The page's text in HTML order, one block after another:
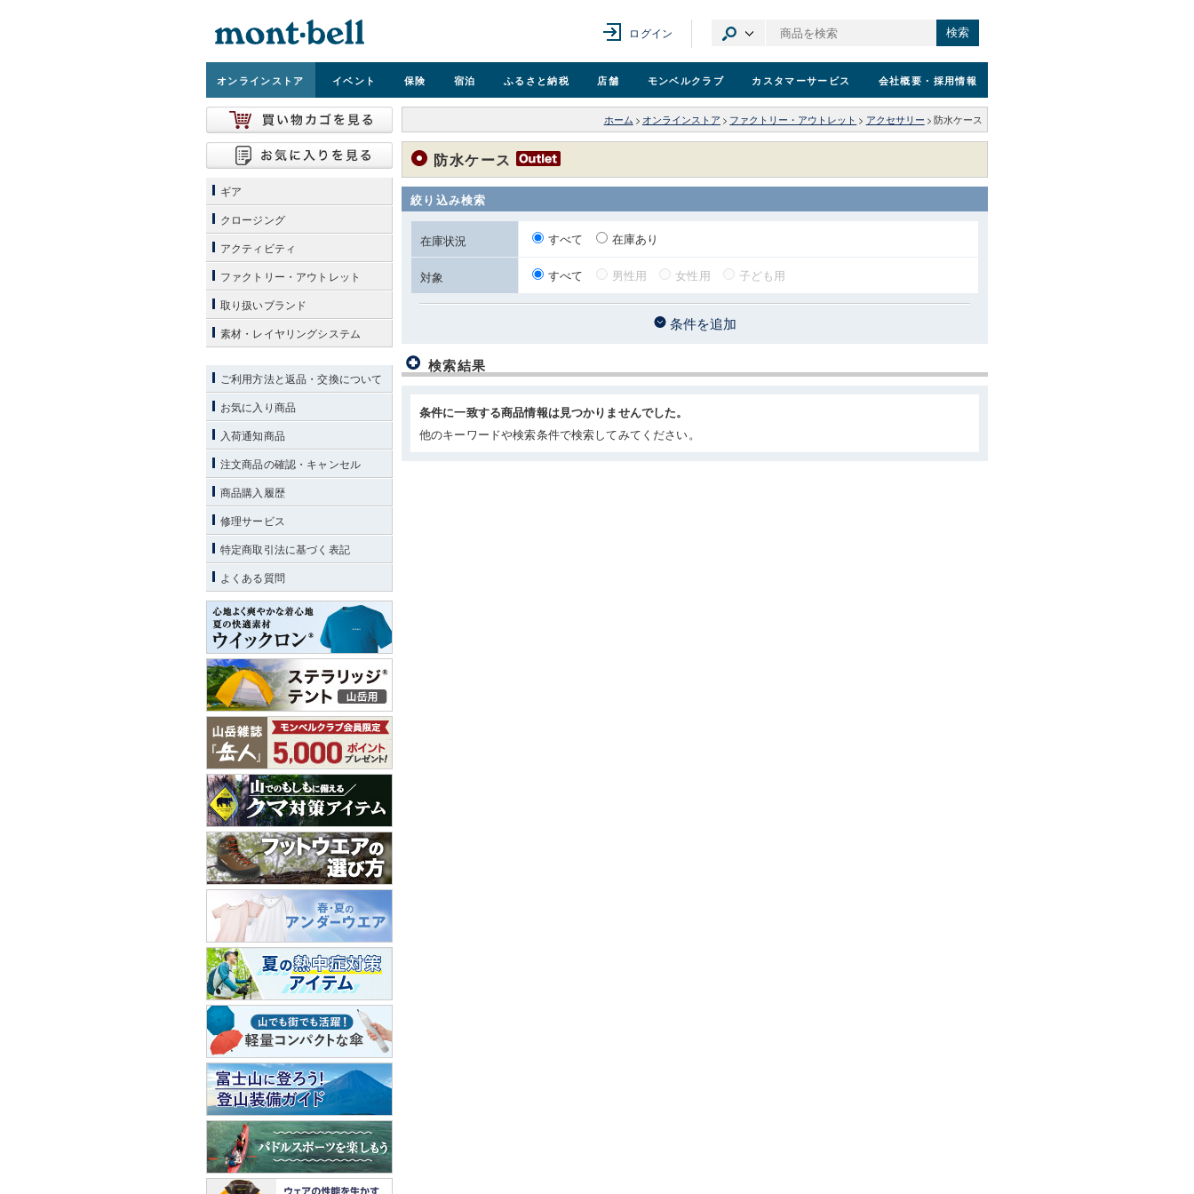
ログイン 検索
オンラインストア イベント 保険 宿泊 ふるさと納税 店舗 モンベルクラブ カスタマーサービス 会社概要 ・採用情報
ホーム > オンラインストア > ファクトリー・アウトレット > アクセサリー > 防水ケース
防水ケース
絞り込み検索
在庫状況 すべて 在庫あり
対象 すべて 男性用 女性用 子ども用
条件を追加
検索結果
条件に一致する商品情報は見つかりませんでした。
他のキーワードや検索条件で検索してみてください。
ギア
クロージング
アクティビティ
ファクトリー・アウトレット
取り扱いブランド
素材・レイヤリングシステム
ご利用方法と返品・交換について
お気に入り商品
入荷通知商品
注文商品の確認・キャンセル
商品購入履歴
修理サービス
特定商取引法に基づく表記
よくある質問